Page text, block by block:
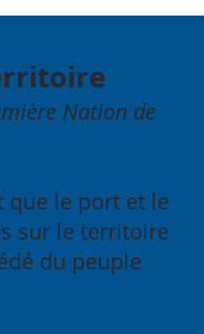
Nation de
que le port et le
sur le territoire
du peuple